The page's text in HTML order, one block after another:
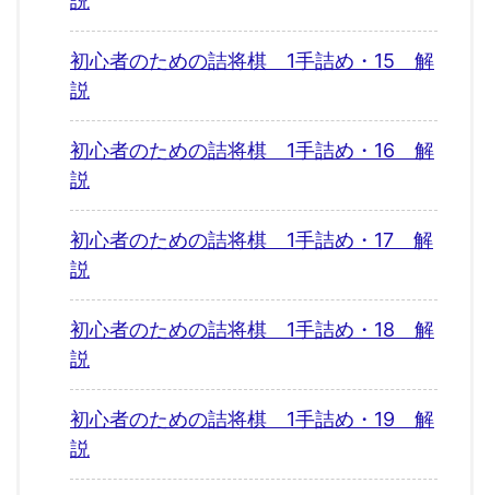
初心者のための詰将棋 1手詰め・15 解
説
初心者のための詰将棋 1手詰め・16 解
説
初心者のための詰将棋 1手詰め・17 解
説
初心者のための詰将棋 1手詰め・18 解
説
初心者のための詰将棋 1手詰め・19 解
説